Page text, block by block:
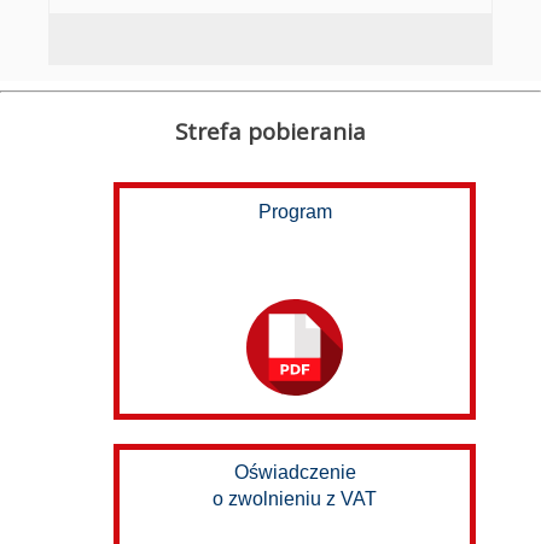
Strefa pobierania
Program
Oświadczenie
o zwolnieniu z VAT